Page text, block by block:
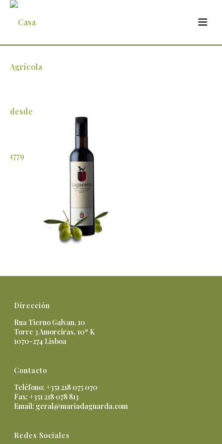
lagaretta-500ml-nova
Dirección
Rua Tierno Galvan, 10
Torre 3 Amoreiras, 10º K
1070-274 Lisboa
Contacto
Teléfono: +351 218 075 070
Fax: +351 218 078 813
Email: geral@mariadaguarda.com
Redes Sociales